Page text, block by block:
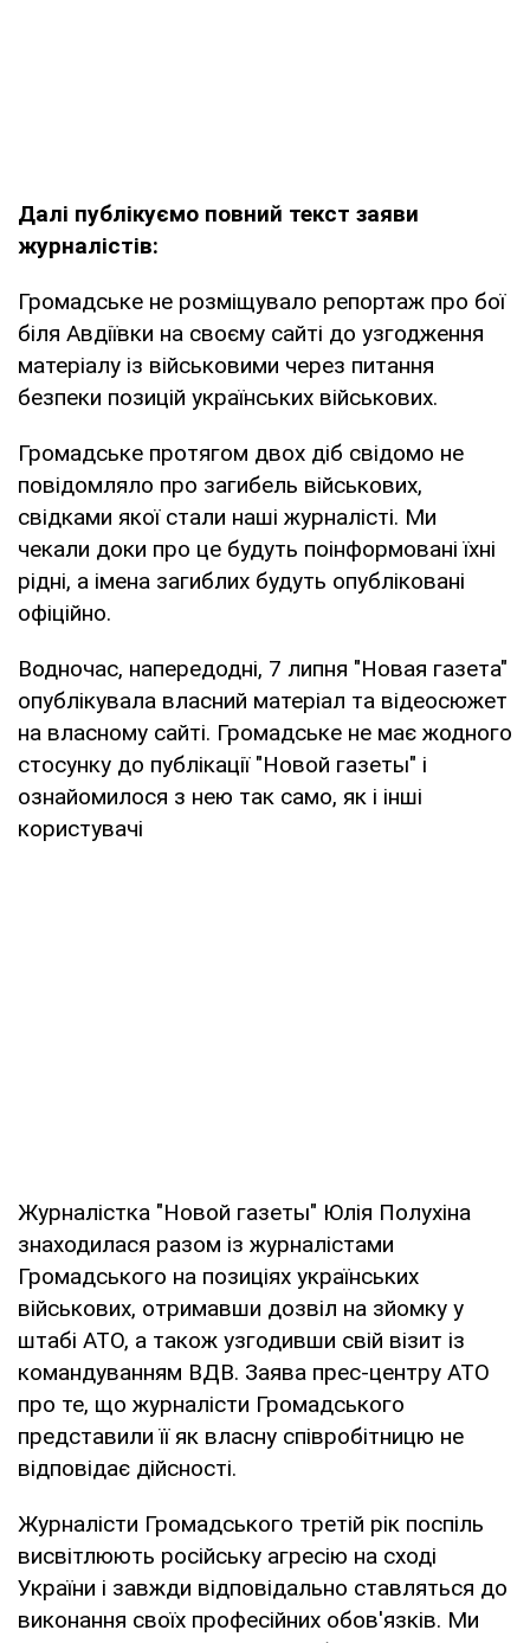
Далі публікуємо повний текст заяви
журналістів:
Громадське не розміщувало репортаж про бої
біля Авдіївки на своєму сайті до узгодження
матеріалу із військовими через питання
безпеки позицій українських військових.
Громадське протягом двох діб свідомо не
повідомляло про загибель військових,
свідками якої стали наші журналісті. Ми
чекали доки про це будуть поінформовані їхні
рідні, а імена загиблих будуть опубліковані
офіційно.
Водночас, напередодні, 7 липня "Новая газета"
опублікувала власний матеріал та відеосюжет
на власному сайті. Громадське не має жодного
стосунку до публікації "Новой газеты" і
ознайомилося з нею так само, як і інші
користувачі
Журналістка "Новой газеты" Юлія Полухіна
знаходилася разом із журналістами
Громадського на позиціях українських
військових, отримавши дозвіл на зйомку у
штабі АТО, а також узгодивши свій візит із
командуванням ВДВ. Заява прес-центру АТО
про те, що журналісти Громадського
представили її як власну співробітницю не
відповідає дійсності.
Журналісти Громадського третій рік поспіль
висвітлюють російську агресію на сході
України і завжди відповідально ставляться до
виконання своїх професійних обов'язків. Ми